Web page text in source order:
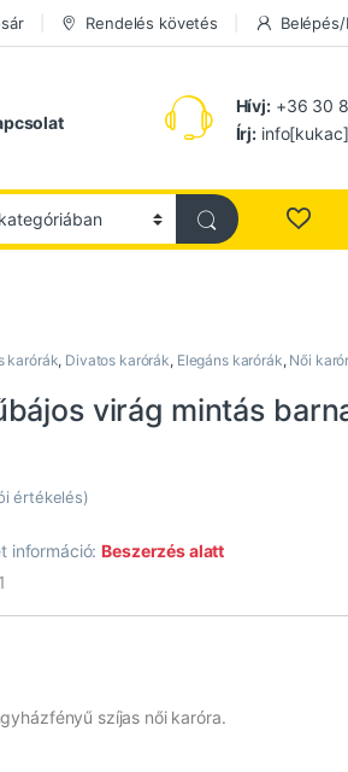
Rendelés követés
Hívj:+36 30
Írj:
karórák, Divatos karórák, Elegáns karórák, Női
virág mintás
értékelés)
információ:Beszerzés alatt
szíjas női karóra.